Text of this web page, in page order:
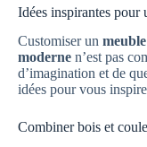
Idées inspirantes pour
Customiser un
moderne n’est pas
d’imagination et de
idées pour vous
Combiner bois et